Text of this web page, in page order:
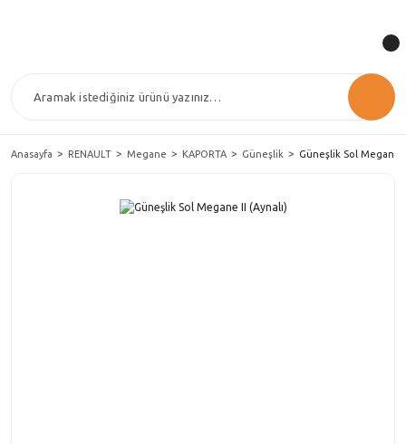
Anasayfa RENAULT Megane KAPORTA Güneşlik Güneşlik Sol Megane